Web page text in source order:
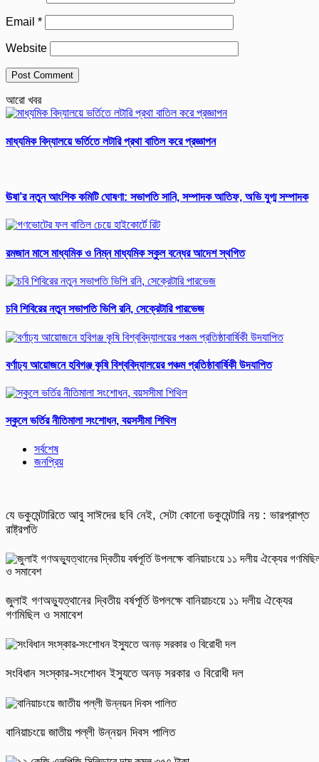
Email *
Website
আরো খবর
মাধ্যমিক বিদ্যালয়ে ভর্তিতে লটারি প্রথা বাতিল করে প্রজ্ঞাপন
ঊষা’র নতুন আংশিক কমিটি ঘোষণা: সভাপতি সানি, সম্পাদক আতিফ, অভি যুগ্ম সম্পাদক
রমজান মাসে মাধ্যমিক ও নিম্ন মাধ্যমিক স্কুল বন্ধের আদেশ স্থগিত
চবি শিবিরের নতুন সভাপতি ভিপি রনি, সেক্রেটারি পারভেজ
বর্ণাঢ্য আয়োজনে হবিগঞ্জ কৃষি বিশ্ববিদ্যালয়ের পঞ্চম প্রতিষ্ঠাবার্ষিকী উদযাপিত
স্কুলে ভর্তির নীতিমালা সংশোধন, বয়সসীমা শিথিল
সর্বশেষ
জনপ্রিয়
যে ডকুমেন্টারিতে আবু সাঈদের ছবি নেই, সেটা কোনো ডকুমেন্টারি নয় : ভারপ্রাপ্ত
রাষ্ট্রপতি
জুলাই গণঅভ্যুত্থানের দ্বিতীয় বর্ষপূর্তি উপলক্ষে বানিয়াচংয়ে ১১ দলীয় ঐক্যের
গণমিছিল ও সমাবেশ
সংবিধান সংস্কার-সংশোধন ইস্যুতে অনড় সরকার ও বিরোধী দল
বানিয়াচংয়ে জাতীয় পল্লী উন্নয়ন দিবস পালিত